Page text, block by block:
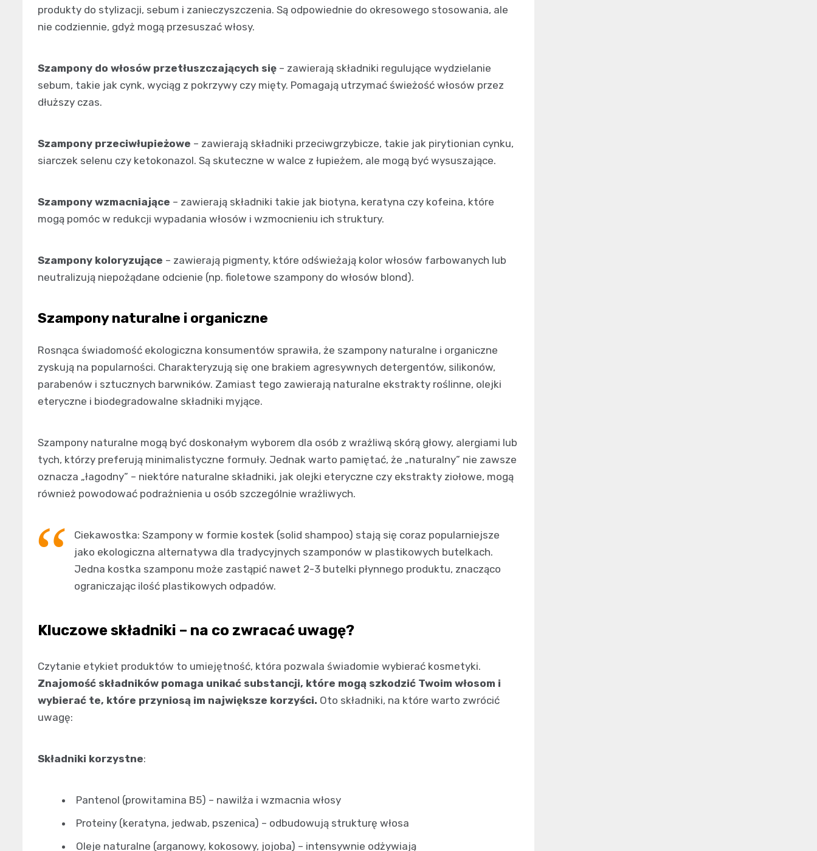
produkty do stylizacji, sebum i zanieczyszczenia. Są odpowiednie do okresowego stosowania, ale
nie codziennie, gdyż mogą przesuszać włosy.
Szampony do włosów przetłuszczających się – zawierają składniki regulujące wydzielanie
sebum, takie jak cynk, wyciąg z pokrzywy czy mięty. Pomagają utrzymać świeżość włosów przez
dłuższy czas.
Szampony przeciwłupieżowe – zawierają składniki przeciwgrzybicze, takie jak pirytionian cynku,
siarczek selenu czy ketokonazol. Są skuteczne w walce z łupieżem, ale mogą być wysuszające.
Szampony wzmacniające – zawierają składniki takie jak biotyna, keratyna czy kofeina, które
mogą pomóc w redukcji wypadania włosów i wzmocnieniu ich struktury.
Szampony koloryzujące – zawierają pigmenty, które odświeżają kolor włosów farbowanych lub
neutralizują niepożądane odcienie (np. fioletowe szampony do włosów blond).
Szampony naturalne i organiczne
Rosnąca świadomość ekologiczna konsumentów sprawiła, że szampony naturalne i organiczne
zyskują na popularności. Charakteryzują się one brakiem agresywnych detergentów, silikonów,
parabenów i sztucznych barwników. Zamiast tego zawierają naturalne ekstrakty roślinne, olejki
eteryczne i biodegradowalne składniki myjące.
Szampony naturalne mogą być doskonałym wyborem dla osób z wrażliwą skórą głowy, alergiami lub
tych, którzy preferują minimalistyczne formuły. Jednak warto pamiętać, że „naturalny” nie zawsze
oznacza „łagodny” – niektóre naturalne składniki, jak olejki eteryczne czy ekstrakty ziołowe, mogą
również powodować podrażnienia u osób szczególnie wrażliwych.
Ciekawostka: Szampony w formie kostek (solid shampoo) stają się coraz popularniejsze
jako ekologiczna alternatywa dla tradycyjnych szamponów w plastikowych butelkach.
Jedna kostka szamponu może zastąpić nawet 2-3 butelki płynnego produktu, znacząco
ograniczając ilość plastikowych odpadów.
Kluczowe składniki – na co zwracać uwagę?
Czytanie etykiet produktów to umiejętność, która pozwala świadomie wybierać kosmetyki.
Znajomość składników pomaga unikać substancji, które mogą szkodzić Twoim włosom i
wybierać te, które przyniosą im największe korzyści. Oto składniki, na które warto zwrócić
uwagę:
Składniki korzystne:
Pantenol (prowitamina B5) – nawilża i wzmacnia włosy
Proteiny (keratyna, jedwab, pszenica) – odbudowują strukturę włosa
Oleje naturalne (arganowy, kokosowy, jojoba) – intensywnie odżywiają